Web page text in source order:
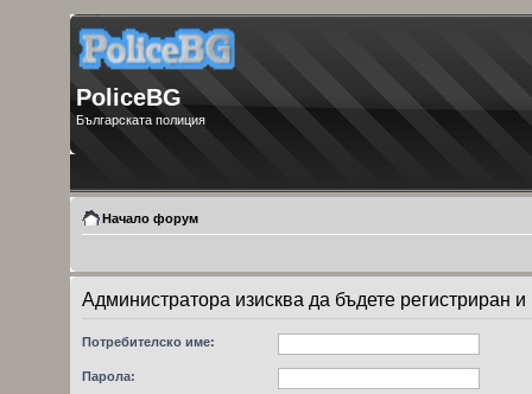
PoliceBG
Българската полиция
Начало форум
Администратора изисква да бъдете регистриран
Потребителско име:
Парола: